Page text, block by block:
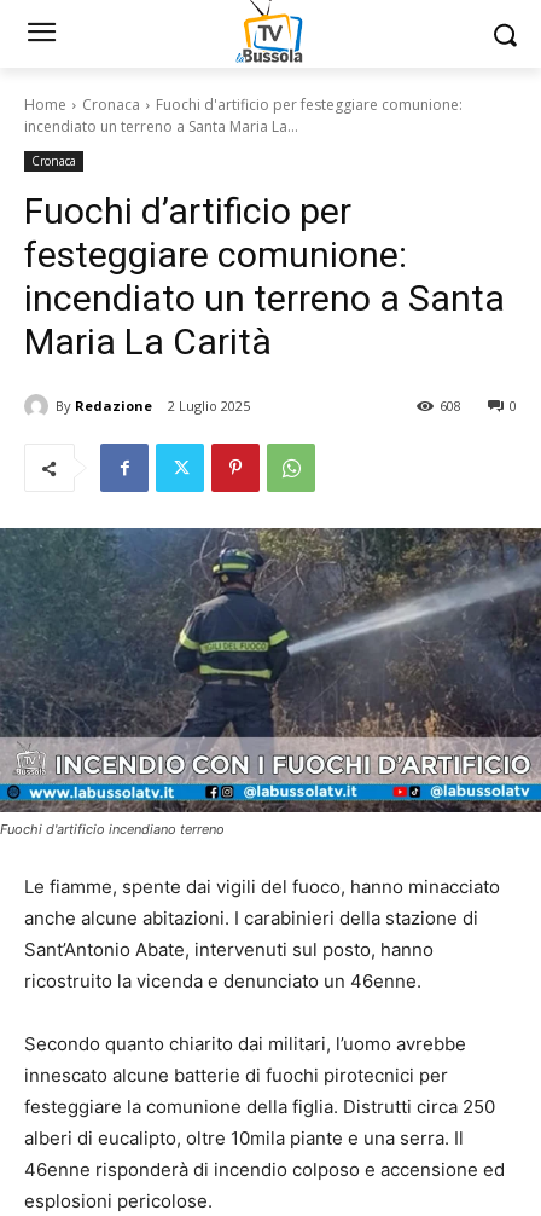
Home Cronaca
Fuochi d'artificio per festeggiare comunione:
incendiato un terreno a Santa Maria La...
Cronaca
Fuochi d’artificio per
festeggiare comunione:
incendiato un terreno a Santa
Maria La Carità
By Redazione 2 Luglio 2025 0
608
Fuochi d'artificio incendiano terreno
Le fiamme, spente dai vigili del fuoco, hanno minacciato
anche alcune abitazioni. I carabinieri della stazione di
Sant’Antonio Abate, intervenuti sul posto, hanno
ricostruito la vicenda e denunciato un 46enne.
Secondo quanto chiarito dai militari, l’uomo avrebbe
innescato alcune batterie di fuochi pirotecnici per
festeggiare la comunione della figlia. Distrutti circa 250
alberi di eucalipto, oltre 10mila piante e una serra. Il
46enne risponderà di incendio colposo e accensione ed
esplosioni pericolose.